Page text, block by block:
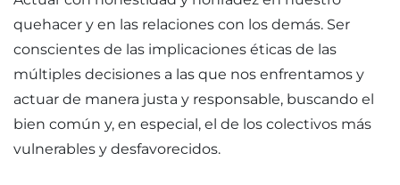
quehacer y en las relaciones con los demás. Ser
conscientes de las implicaciones éticas de las
múltiples decisiones a las que nos enfrentamos y
actuar de manera justa y responsable, buscando el
bien común y, en especial, el de los colectivos más
vulnerables y desfavorecidos.